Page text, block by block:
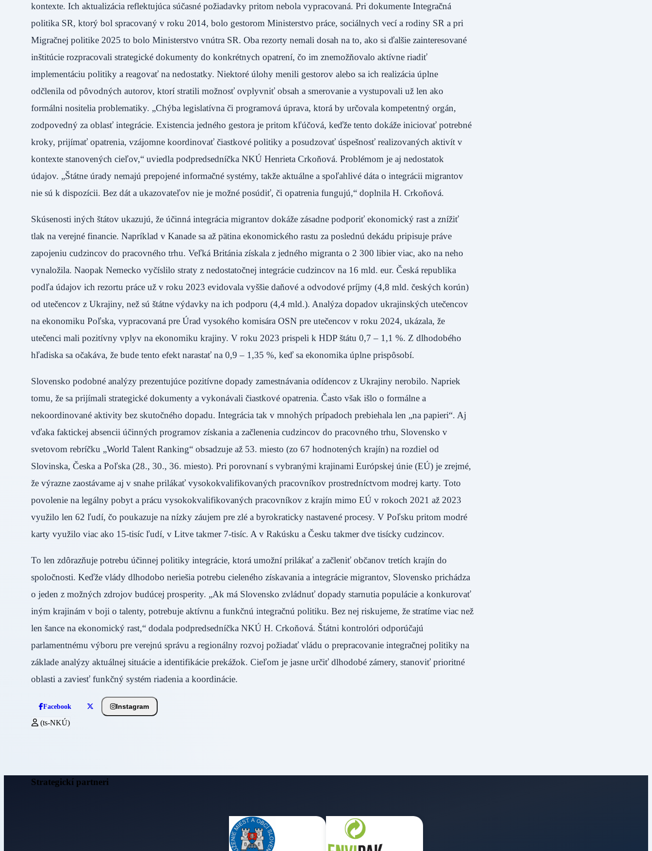
kontexte. Ich aktualizácia reflektujúca súčasné požiadavky pritom nebola vypracovaná. Pri dokumente Integračná
politika SR, ktorý bol spracovaný v roku 2014, bolo gestorom Ministerstvo práce, sociálnych vecí a rodiny SR a pri
Migračnej politike 2025 to bolo Ministerstvo vnútra SR. Oba rezorty nemali dosah na to, ako si ďalšie zainteresované
inštitúcie rozpracovali strategické dokumenty do konkrétnych opatrení, čo im znemožňovalo aktívne riadiť
implementáciu politiky a reagovať na nedostatky. Niektoré úlohy menili gestorov alebo sa ich realizácia úplne
odčlenila od pôvodných autorov, ktorí stratili možnosť ovplyvniť obsah a smerovanie a vystupovali už len ako
formálni nositelia problematiky. „Chýba legislatívna či programová úprava, ktorá by určovala kompetentný orgán,
zodpovedný za oblasť integrácie. Existencia jedného gestora je pritom kľúčová, keďže tento dokáže iniciovať potrebné
kroky, prijímať opatrenia, vzájomne koordinovať čiastkové politiky a posudzovať úspešnosť realizovaných aktivít v
kontexte stanovených cieľov,“ uviedla podpredsedníčka NKÚ Henrieta Crkoňová. Problémom je aj nedostatok
údajov. „Štátne úrady nemajú prepojené informačné systémy, takže aktuálne a spoľahlivé dáta o integrácii migrantov
nie sú k dispozícii. Bez dát a ukazovateľov nie je možné posúdiť, či opatrenia fungujú,“ doplnila H. Crkoňová.
Skúsenosti iných štátov ukazujú, že účinná integrácia migrantov dokáže zásadne podporiť ekonomický rast a znížiť
tlak na verejné financie. Napríklad v Kanade sa až pätina ekonomického rastu za poslednú dekádu pripisuje práve
zapojeniu cudzincov do pracovného trhu. Veľká Británia získala z jedného migranta o 2 300 libier viac, ako na neho
vynaložila. Naopak Nemecko vyčíslilo straty z nedostatočnej integrácie cudzincov na 16 mld. eur. Česká republika
podľa údajov ich rezortu práce už v roku 2023 evidovala vyššie daňové a odvodové príjmy (4,8 mld. českých korún)
od utečencov z Ukrajiny, než sú štátne výdavky na ich podporu (4,4 mld.). Analýza dopadov ukrajinských utečencov
na ekonomiku Poľska, vypracovaná pre Úrad vysokého komisára OSN pre utečencov v roku 2024, ukázala, že
utečenci mali pozitívny vplyv na ekonomiku krajiny. V roku 2023 prispeli k HDP štátu 0,7 – 1,1 %. Z dlhodobého
hľadiska sa očakáva, že bude tento efekt narastať na 0,9 – 1,35 %, keď sa ekonomika úplne prispôsobí.
Slovensko podobné analýzy prezentujúce pozitívne dopady zamestnávania odídencov z Ukrajiny nerobilo. Napriek
tomu, že sa prijímali strategické dokumenty a vykonávali čiastkové opatrenia. Často však išlo o formálne a
nekoordinované aktivity bez skutočného dopadu. Integrácia tak v mnohých prípadoch prebiehala len „na papieri“. Aj
vďaka faktickej absencii účinných programov získania a začlenenia cudzincov do pracovného trhu, Slovensko v
svetovom rebríčku „World Talent Ranking“ obsadzuje až 53. miesto (zo 67 hodnotených krajín) na rozdiel od
Slovinska, Česka a Poľska (28., 30., 36. miesto). Pri porovnaní s vybranými krajinami Európskej únie (EÚ) je zrejmé,
že výrazne zaostávame aj v snahe prilákať vysokokvalifikovaných pracovníkov prostredníctvom modrej karty. Toto
povolenie na legálny pobyt a prácu vysokokvalifikovaných pracovníkov z krajín mimo EÚ v rokoch 2021 až 2023
využilo len 62 ľudí, čo poukazuje na nízky záujem pre zlé a byrokraticky nastavené procesy. V Poľsku pritom modré
karty využilo viac ako 15-tisíc ľudí, v Litve takmer 7-tisíc. A v Rakúsku a Česku takmer dve tisícky cudzincov.
To len zdôrazňuje potrebu účinnej politiky integrácie, ktorá umožní prilákať a začleniť občanov tretích krajín do
spoločnosti. Keďže vlády dlhodobo neriešia potrebu cieleného získavania a integrácie migrantov, Slovensko prichádza
o jeden z možných zdrojov budúcej prosperity. „Ak má Slovensko zvládnuť dopady starnutia populácie a konkurovať
iným krajinám v boji o talenty, potrebuje aktívnu a funkčnú integračnú politiku. Bez nej riskujeme, že stratíme viac než
len šance na ekonomický rast,“ dodala podpredsedníčka NKÚ H. Crkoňová. Štátni kontrolóri odporúčajú
parlamentnému výboru pre verejnú správu a regionálny rozvoj požiadať vládu o prepracovanie integračnej politiky na
základe analýzy aktuálnej situácie a identifikácie prekážok. Cieľom je jasne určiť dlhodobé zámery, stanoviť prioritné
oblasti a zaviesť funkčný systém riadenia a koordinácie.
Facebook Instagram
(ts-NKÚ)
Strategickí partneri